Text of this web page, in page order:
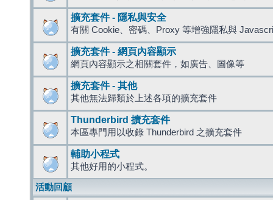
擴充套件 - 隱私與安全
有關 Cookie、密碼、Proxy 等增強隱私與
擴充套件 - 網頁內容顯示
網頁內容顯示之相關套件，如廣告、圖像等
擴充套件 - 其他
其他無法歸類於上述各項的擴充套件
Thunderbird 擴充套件
本區專門用以收錄 Thunderbird 之擴充套件
輔助小程式
其他好用的小程式。
活動回顧